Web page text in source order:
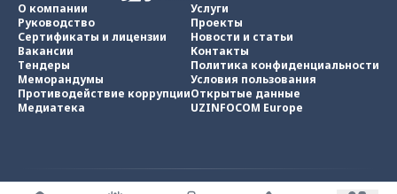
О компании
Руководство
Сертификаты и лицензии
Вакансии
Тендеры
Меморандумы
Противодействие коррупции
Медиатека
Услуги
Проекты
Новости и статьи
Контакты
Политика конфиденциальности
Условия пользования
Открытые данные
UZINFOCOM Europe